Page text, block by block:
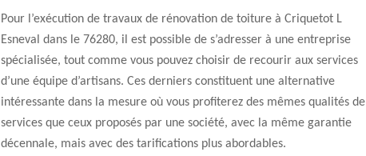
Pour l’exécution de travaux de rénovation de toiture à Criquetot L
Esneval dans le 76280, il est possible de s’adresser à une entreprise
spécialisée, tout comme vous pouvez choisir de recourir aux services
d’une équipe d’artisans. Ces derniers constituent une alternative
intéressante dans la mesure où vous profiterez des mêmes qualités de
services que ceux proposés par une société, avec la même garantie
décennale, mais avec des tarifications plus abordables.